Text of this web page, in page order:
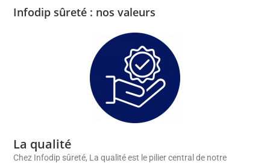
Infodip sûreté : nos valeurs
La qualité
Chez Infodip sûreté, La qualité est le pilier central de notre